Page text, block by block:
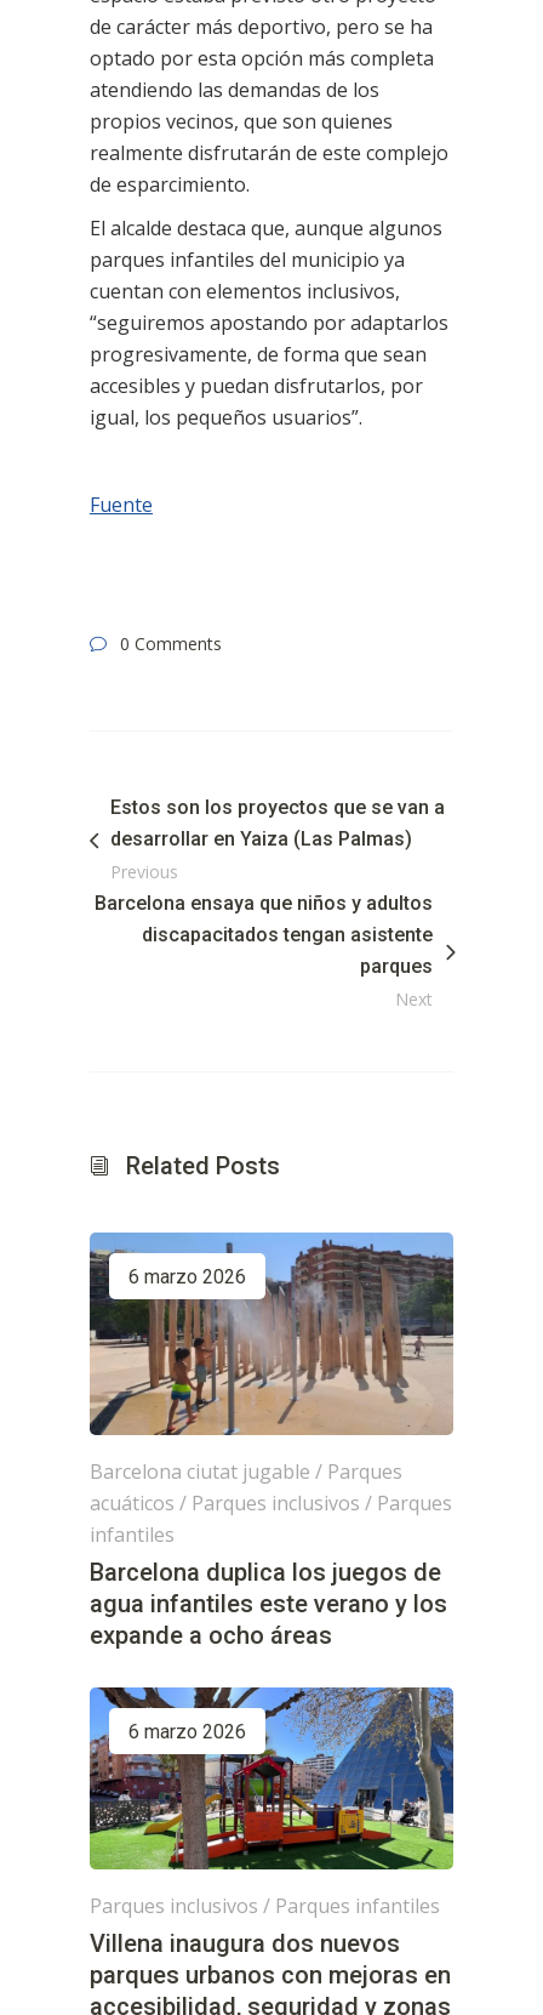
de carácter más deportivo, pero se ha
optado por esta opción más completa
atendiendo las demandas de los
propios vecinos, que son quienes
realmente disfrutarán de este complejo
de esparcimiento.
El alcalde destaca que, aunque algunos
parques infantiles del municipio ya
cuentan con elementos inclusivos,
“seguiremos apostando por adaptarlos
progresivamente, de forma que sean
accesibles y puedan disfrutarlos, por
igual, los pequeños usuarios”.
Fuente
0 Comments
Estos son los proyectos que se van a
desarrollar en Yaiza (Las Palmas)
Previous
Barcelona ensaya que niños y adultos
discapacitados tengan asistente
parques
Next
Related Posts
6 marzo 2026
Barcelona ciutat jugable / Parques
acuáticos / Parques inclusivos / Parques
infantiles
Barcelona duplica los juegos de
agua infantiles este verano y los
expande a ocho áreas
6 marzo 2026
Parques inclusivos / Parques infantiles
Villena inaugura dos nuevos
parques urbanos con mejoras en
accesibilidad, seguridad y zonas